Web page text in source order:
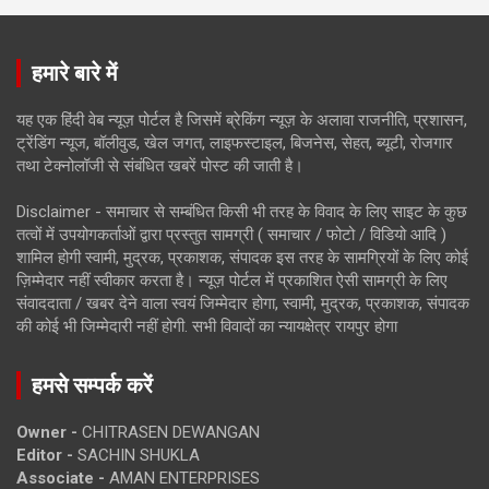
हमारे बारे में
यह एक हिंदी वेब न्यूज़ पोर्टल है जिसमें ब्रेकिंग न्यूज़ के अलावा राजनीति, प्रशासन,
ट्रेंडिंग न्यूज, बॉलीवुड, खेल जगत, लाइफस्टाइल, बिजनेस, सेहत, ब्यूटी, रोजगार
तथा टेक्नोलॉजी से संबंधित खबरें पोस्ट की जाती है।
Disclaimer - समाचार से सम्बंधित किसी भी तरह के विवाद के लिए साइट के कुछ
तत्वों में उपयोगकर्ताओं द्वारा प्रस्तुत सामग्री ( समाचार / फोटो / विडियो आदि )
शामिल होगी स्वामी, मुद्रक, प्रकाशक, संपादक इस तरह के सामग्रियों के लिए कोई
ज़िम्मेदार नहीं स्वीकार करता है। न्यूज़ पोर्टल में प्रकाशित ऐसी सामग्री के लिए
संवाददाता / खबर देने वाला स्वयं जिम्मेदार होगा, स्वामी, मुद्रक, प्रकाशक, संपादक
की कोई भी जिम्मेदारी नहीं होगी. सभी विवादों का न्यायक्षेत्र रायपुर होगा
हमसे सम्पर्क करें
Owner - CHITRASEN DEWANGAN
Editor - SACHIN SHUKLA
Associate - AMAN ENTERPRISES